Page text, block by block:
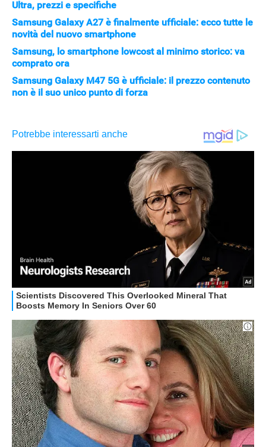
APPLE
Ultra, prezzi e specifiche
Samsung Galaxy A27 è finalmente ufficiale: ecco tutte le
novità del nuovo smartphone
Samsung, lo smartphone lowcost al minimo storico: va
comprato ora
Samsung Galaxy M47 5G è ufficiale: il prezzo contenuto
non è il suo unico punto di forza